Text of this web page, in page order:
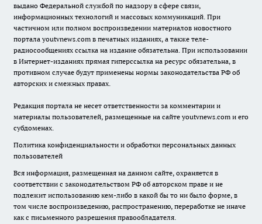
выдано Федеральной службой по надзору в сфере связи,
информационных технологий и массовых коммуникаций. При
частичном или полном воспроизведении материалов новостного
портала youtvnews.com в печатных изданиях, а также теле-
радиосообщениях ссылка на издание обязательна. При использовании
в Интернет-изданиях прямая гиперссылка на ресурс обязательна, в
противном случае будут применены нормы законодательства РФ об
авторских и смежных правах.
Редакция портала не несет ответственности за комментарии и
материалы пользователей, размещенные на сайте youtvnews.com и его
субдоменах.
Политика конфиденциальности и обработки персональных данных
пользователей
Вся информация, размещенная на данном сайте, охраняется в
соответствии с законодательством РФ об авторском праве и не
подлежит использованию кем-либо в какой бы то ни было форме, в
том числе воспроизведению, распространению, переработке не иначе
как с письменного разрешения правообладателя.